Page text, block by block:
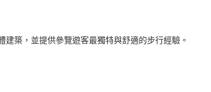
築，並提供參覽遊客最獨特與舒適的步行經驗。